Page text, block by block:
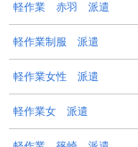
軽作業 赤羽 派遣
軽作業制服 派遣
軽作業女性 派遣
軽作業女 派遣